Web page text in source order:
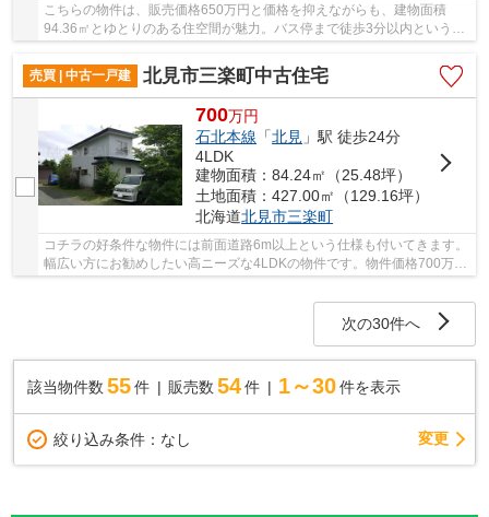
こちらの物件は、販売価格650万円と価格を抑えながらも、建物面積
94.36㎡とゆとりのある住空間が魅力。バス停まで徒歩3分以内という便
利な立地にあり、通勤や通学、お出かけにも快適で...
売買 | 中古一戸建
北見市三楽町中古住宅
700万円
石北本線 「北見 」駅 徒歩24分
4LDK
建物面積：84.24㎡（25.48坪）
土地面積：427.00㎡（129.16坪）
北海道北見市三楽町
コチラの好条件な物件には前面道路6m以上という仕様も付いてきます。
幅広い方にお勧めしたい高ニーズな4LDKの物件です。物件価格700万円
の物件で、経済的な圧迫の無い生活を実現。建物...
次の30件へ
該当物件数 55件 販売数 54 件 1～30 件を表示
絞り込み条件： なし 変更